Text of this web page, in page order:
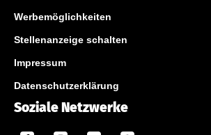
Werbemöglichkeiten
Stellenanzeige schalten
Impressum
Datenschutzerklärung
Soziale Netzwerke